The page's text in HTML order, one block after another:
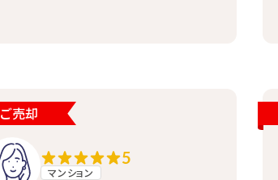
ご売却
5
マンション